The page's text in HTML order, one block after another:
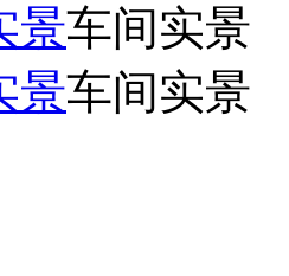
车间实景
车间实景